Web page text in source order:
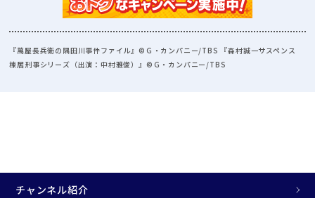
『萬屋長兵衛の隅田川事件ファイル』©Ｇ・カンパニー/TBS 『森村誠一サスペンス
棟居刑事シリーズ（出演：中村雅俊）』©Ｇ・カンパニー/TBS
チャンネル紹介